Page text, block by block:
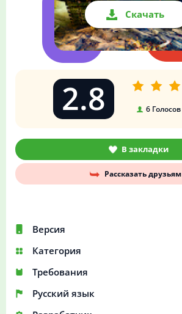
Скачать
Версия
Категория
Требования
Русский язык
2.8 6Голосов
В закладки
Рассказать друзьям